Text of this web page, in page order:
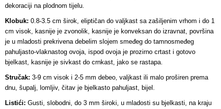
dekoraciji na plodnom tijelu.
Klobuk: 0.8-3.5 cm širok, eliptičan do valjkast sa zašiljenim vrhom i do 1
cm visok, kasnije je zvonolik, kasnije je konveksan do izravnat, površina
je u mladosti prekrivena debelim slojem smeđeg do tamnosmeđeg
pahuljasto-vlaknastog ovoja, ispod ovoja je prozirno crtast i gotovo
bjelkast, kasnije je sivkast do crnkast, jako se rastapa.
Stručak: 3-9 cm visok i 2-5 mm debeo, valjkast ili malo proširen prema
dnu, šupalj, lomljiv, čitav je bjelkasto pahuljast, bijel.
Listići: Gusti, slobodni, do 3 mm široki, u mladosti su bjelkasti, na kraju